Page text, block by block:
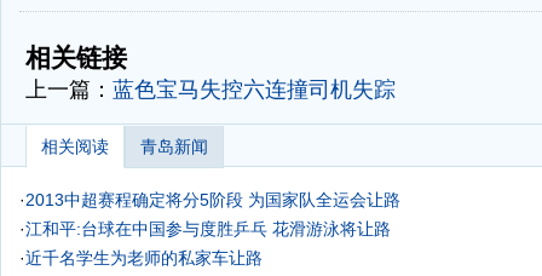
-
相关链接
上一篇： 蓝色宝马失控六连撞司机失踪
相关阅读 青岛新闻
·2013中超赛程确定将分5阶段 为国家队全运会让路
·江和平:台球在中国参与度胜乒乓 花滑游泳将让路
·近千名学生为老师的私家车让路